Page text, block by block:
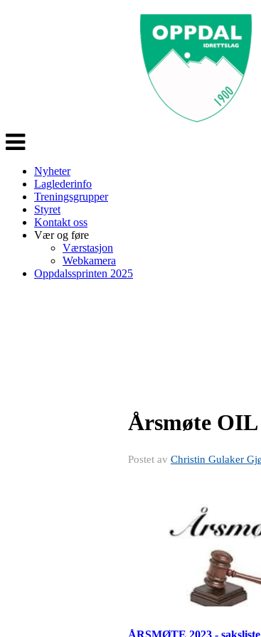
Veksle
navigasjon
Nyheter
Laglederinfo
Treningsgrupper
Styret
Kontakt oss
Vær og føre
Værstasjon
Webkamera
Oppdalssprinten 2025
Årsmøte
Postet av Christin Gulaker
ÅRSMØTE 2023 -